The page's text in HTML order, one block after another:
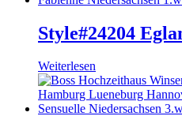
Style#24204
Weiterlesen